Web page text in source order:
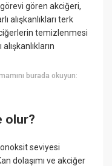
gören akciğeri,
alışkanlıkları terk
temizlenmesi
burada okuyun:
olur?
seviyesi
dolaşımı ve akciğer